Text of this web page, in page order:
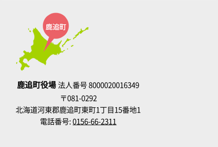
鹿追町役場法人番号 8000020016349
〒081-0292
北海道河東郡鹿追町東町1丁目15番地1
電話番号:0156-66-2311